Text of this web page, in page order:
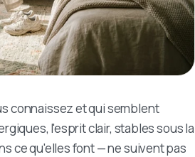
connaissez et qui semblent
l'esprit clair, stables sous la
ce qu'elles font — ne suivent pas